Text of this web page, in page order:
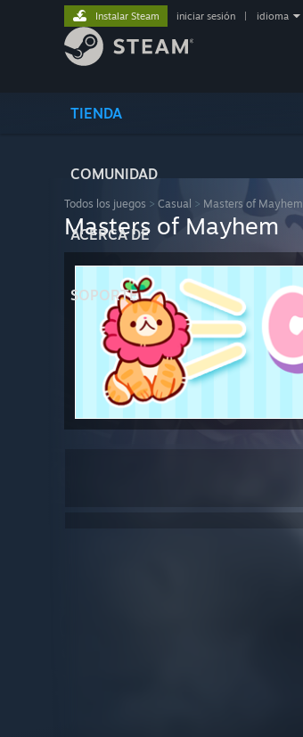
TIENDA
COMUNIDAD
ACERCA DE
SOPORTE
Instalar Steam iniciar sesión idioma
Todos los juegos > Casual > Masters of Mayhem
Masters of Mayhem